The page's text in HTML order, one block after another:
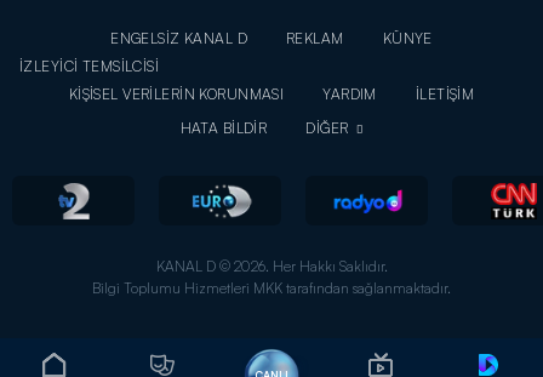
ENGELSİZ KANAL D REKLAM
KÜNYE
İZLEYİCİ TEMSİLCİSİ
KİŞİSEL VERİLERİN KORUNMASI
YARDIM
İLETİŞİM
HATA BİLDİR
DİĞER
KANAL D © 2026. Her Hakkı Saklıdır.
Bilgi Toplumu Hizmetleri MKK tarafından sağlanmaktadır.